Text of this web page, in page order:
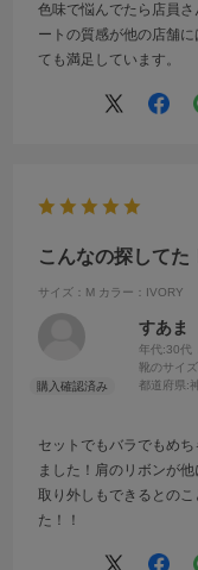
色味で悩んでたら店員
ートの質感が他の店舗
ても満足しています。
こんなの探してた
サイズ：M カラー：IVORY
すあま
年代:30代
靴のサイ
都道府県:
セットでもバラでもめ
ました！肩のリボンが
取り外しもできるとの
た！！